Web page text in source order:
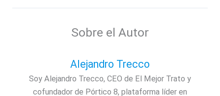
Sobre el Autor
Alejandro Trecco
Soy Alejandro Trecco, CEO de El Mejor Trato y
cofundador de Pórtico 8, plataforma líder en